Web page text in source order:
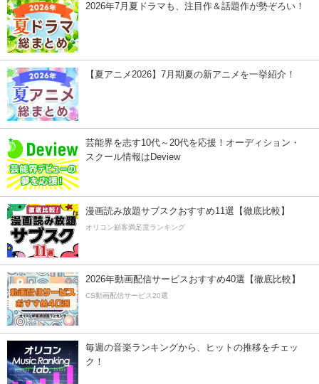
2026年7月夏ドラマも、注目作＆話題作が勢ぞろい！
【夏アニメ2026】7月期夏の新アニメを一挙紹介！
芸能界を志す10代～20代を応援！オーディション・
スクール情報はDeview
漫画読み放題サブスクおすすめ11選【徹底比較】
オリコン顧客満足度ランキング
2026年動画配信サービスおすすめ40選【徹底比較】
CS動画配信サービス20選
毎週の音楽ランキングから、ヒットの推移をチェッ
ク！